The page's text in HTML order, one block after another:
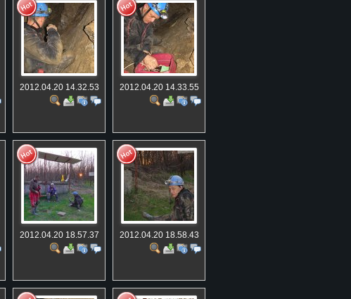
2012.04.20 14.32.53 2012.04.20 14.33.55
2012.04.20 18.57.37 2012.04.20 18.58.43